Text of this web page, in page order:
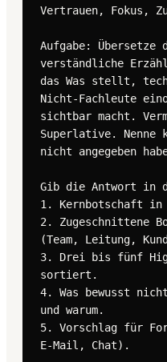
Vertrauen, Fokus,
Aufgabe: Übersetze
verständliche
das Was stellt,
Nicht-Fachleute
sichtbar macht.
Superlative. Nenne
nicht angegeben
Gib die Antwort in
1. Kernbotschaft in
2. Zugeschnittene
(Team, Leitung,
3. Drei bis fünf
sortiert.
4. Was bewusst
und warum.
5. Vorschlag für
E-Mail, Chat).